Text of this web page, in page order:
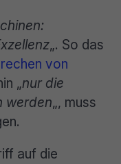
„. So das
von
„nur die
werden„, muss
auf die